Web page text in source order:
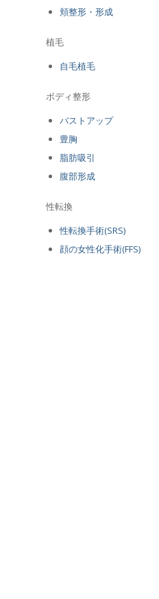
頬整形・形成
植毛
自毛植毛
ボディ整形
バストアップ
豊胸
脂肪吸引
腹部形成
性転換
性転換手術(SRS)
顔の女性化手術(FFS)